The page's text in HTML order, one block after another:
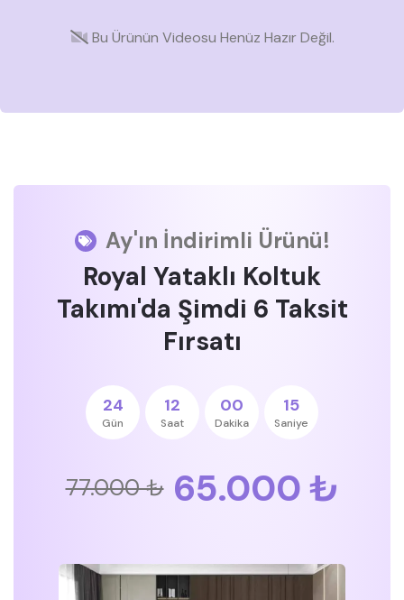
Bu Ürünün Videosu Henüz Hazır Değil.
Ay'ın İndirimli Ürünü!
Royal Yataklı Koltuk
Takımı'da Şimdi 6 Taksit
Fırsatı
24
Gün
12
Saat
00
Dakika
15
Saniye
77.000 ₺ 65.000 ₺